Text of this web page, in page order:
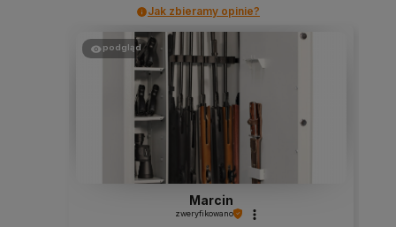
Jak zbieramy opinie?
podgląd
Marcin
zweryfikowano